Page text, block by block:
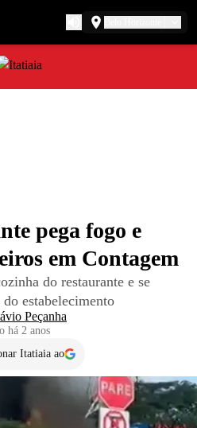
pega fogo e
em Contagem
do restaurante e se
estabelecimento
Peçanha
há 2 anos
Itatiaia ao